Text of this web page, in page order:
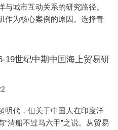
城市互动关系的研究路径。
作为核心案例的原因。选择青
世纪中期中国海上贸易研
明代，但关于中国人在印度洋
清船不过马六甲”之说。从贸易